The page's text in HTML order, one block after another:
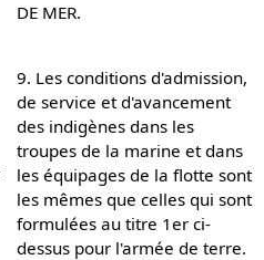
DE MER.
9. Les conditions d'admission,
de service et d'avancement
des indigènes dans les
troupes de la marine et dans
les équipages de la flotte sont
les mêmes que celles qui sont
formulées au titre 1er ci-
dessus pour l'armée de terre.